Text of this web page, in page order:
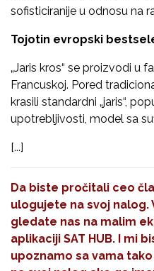
sofisticiranije u odnosu na
Tojotin evropski
„Jaris kros“ se proizvodi u
Francuskoj. Pored
krasili standardni „jaris“,
upotrebljivosti, model sa
[...]
Da biste pročitali ceo
ulogujete na svoj nalog.
gledate nas na malim
aplikaciji SAT HUB. I mi
upoznamo sa vama